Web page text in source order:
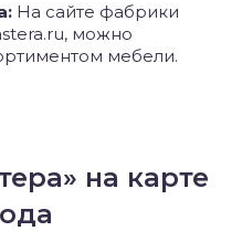
На сайте фабрики
можно
мебели.
на карте